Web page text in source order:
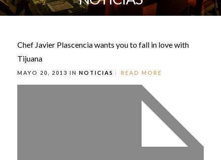
Chef Javier Plascencia wants you to fall in love with
Tijuana
MAYO 20, 2013 IN NOTICIAS READ MORE